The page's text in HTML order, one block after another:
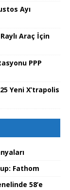
Ayı
Araç İçin
PPP
Yeni X’trapolis
Fathom
58’e